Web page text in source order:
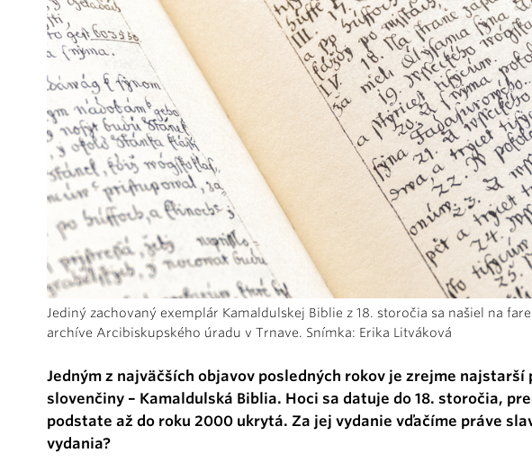
Jediný zachovaný exemplár Kamaldulskej Biblie z 18. storočia sa našiel na
archíve Arcibiskupského úradu v Trnave. Snímka: Erika Litváková
Jedným z najväčších objavov posledných rokov je zrejme najstarší
slovenčiny – Kamaldulská Biblia. Hoci sa datuje do 18. storočia,
podstate až do roku 2000 ukrytá. Za jej vydanie vďačíme práve
vydania?